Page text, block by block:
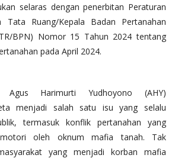
selaras dengan penerbitan Peraturan
Ruang/Kepala Badan Pertanahan
BPN) Nomor 15 Tahun 2024 tentang
pada April 2024.
Agus Harimurti Yudhoyono (AHY)
menjadi salah satu isu yang selalu
termasuk konflik pertanahan yang
oleh oknum mafia tanah. Tak
yang menjadi korban mafia